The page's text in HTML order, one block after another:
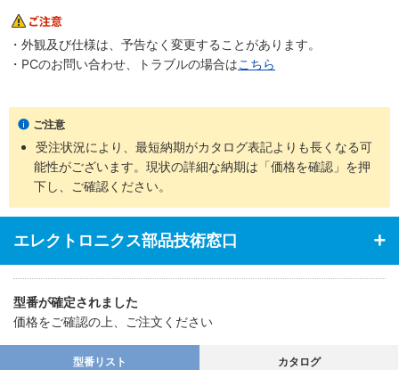
・外観及び仕様は、予告なく変更することがあります。
・PCのお問い合わせ、トラブルの場合はこちら
ご注意
受注状況により、最短納期がカタログ表記よりも長くなる可
能性がございます。現状の詳細な納期は「価格を確認」を押
下し、ご確認ください。
エレクトロニクス部品技術窓口
型番が確定されました
価格をご確認の上、ご注文ください
型番リスト カタログ